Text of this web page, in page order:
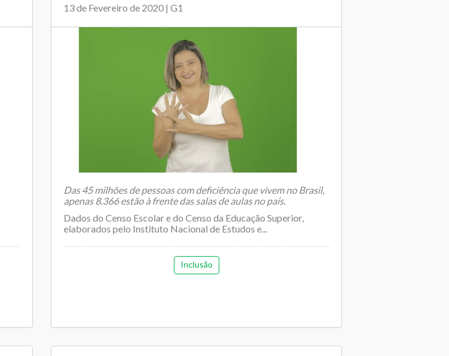
13 de Fevereiro de 2020 | G1
Das 45 milhões de pessoas com deficiência que vivem no Brasil,
apenas 8.366 estão à frente das salas de aulas no país.
Dados do Censo Escolar e do Censo da Educação Superior,
elaborados pelo Instituto Nacional de Estudos e...
Inclusão